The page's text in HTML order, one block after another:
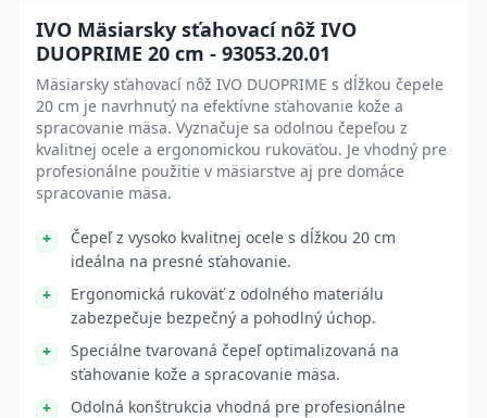
IVO Mäsiarsky sťahovací nôž IVO
DUOPRIME 20 cm - 93053.20.01
Mäsiarsky sťahovací nôž IVO DUOPRIME s dĺžkou čepele
20 cm je navrhnutý na efektívne sťahovanie kože a
spracovanie mäsa. Vyznačuje sa odolnou čepeľou z
kvalitnej ocele a ergonomickou rukoväťou. Je vhodný pre
profesionálne použitie v mäsiarstve aj pre domáce
spracovanie mäsa.
Čepeľ z vysoko kvalitnej ocele s dĺžkou 20 cm
ideálna na presné sťahovanie.
Ergonomická rukoväť z odolného materiálu
zabezpečuje bezpečný a pohodlný úchop.
Speciálne tvarovaná čepeľ optimalizovaná na
sťahovanie kože a spracovanie mäsa.
Odolná konštrukcia vhodná pre profesionálne